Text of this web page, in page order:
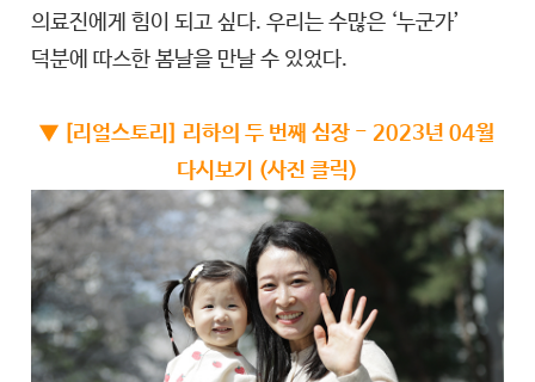
의료진에게 힘이 되고 싶다. 우리는 수많은 ‘누군가’
덕분에 따스한 봄날을 만날 수 있었다.
▼ [리얼스토리] 리하의 두 번째 심장 - 2023년 04월
다시보기 (사진 클릭)